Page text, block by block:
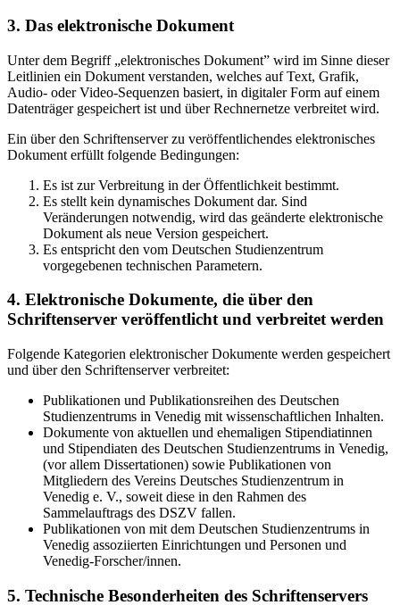
3. Das elektronische Dokument
Unter dem Begriff „elektronisches Dokument” wird im Sinne dieser
Leitlinien ein Dokument verstanden, welches auf Text, Grafik,
Audio- oder Video-Sequenzen basiert, in digitaler Form auf einem
Datenträger gespeichert ist und über Rechnernetze verbreitet wird.
Ein über den Schriftenserver zu veröffentlichendes elektronisches
Dokument erfüllt folgende Bedingungen:
Es ist zur Verbreitung in der Öffentlichkeit bestimmt.
Es stellt kein dynamisches Dokument dar. Sind
Veränderungen notwendig, wird das geänderte elektronische
Dokument als neue Version gespeichert.
Es entspricht den vom Deutschen Studienzentrum
vorgegebenen technischen Parametern.
4. Elektronische Dokumente, die über den
Schriftenserver veröffentlicht und verbreitet werden
Folgende Kategorien elektronischer Dokumente werden gespeichert
und über den Schriftenserver verbreitet:
Publikationen und Publikationsreihen des Deutschen
Studienzentrums in Venedig mit wissenschaftlichen Inhalten.
Dokumente von aktuellen und ehemaligen Stipendiatinnen
und Stipendiaten des Deutschen Studienzentrums in Venedig,
(vor allem Dissertationen) sowie Publikationen von
Mitgliedern des Vereins Deutsches Studienzentrum in
Venedig e. V., soweit diese in den Rahmen des
Sammelauftrags des DSZV fallen.
Publikationen von mit dem Deutschen Studienzentrums in
Venedig assoziierten Einrichtungen und Personen und
Venedig-Forscher/innen.
5. Technische Besonderheiten des Schriftenservers